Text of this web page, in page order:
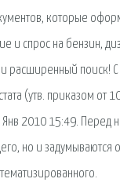
которые
спрос на бензин,
расширенный поиск!
(утв. приказом
2010 15:49. Перед
но и